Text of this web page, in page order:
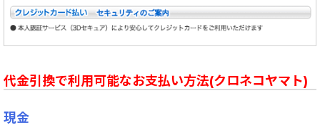
代金引換で利用可能なお支払い方法(クロネコヤマト)
現金